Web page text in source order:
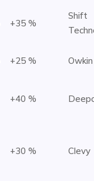
+35 %
Shift
+25 % Owkin
+40 %
+30 % Clevy